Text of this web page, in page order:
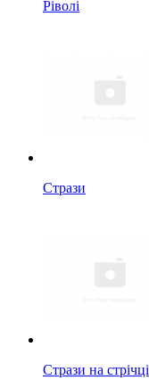
Ріволі
Стрази
Стрази на стрічці